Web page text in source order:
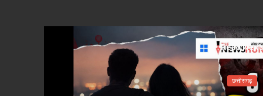
Read Next
छत्तीसगढ़